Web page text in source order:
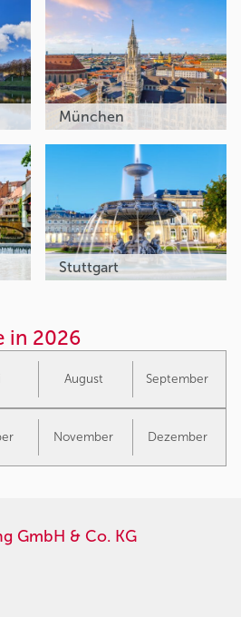
München
Stuttgart
in 2026
August September
November Dezember
GmbH & Co. KG